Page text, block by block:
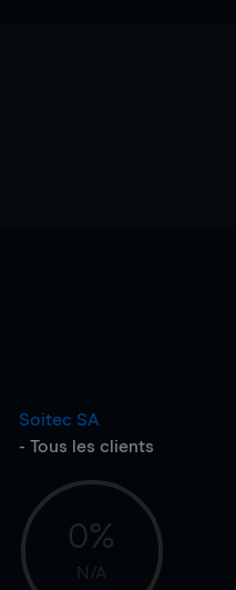
Soitec SA
- Tous les clients
0%
N/A